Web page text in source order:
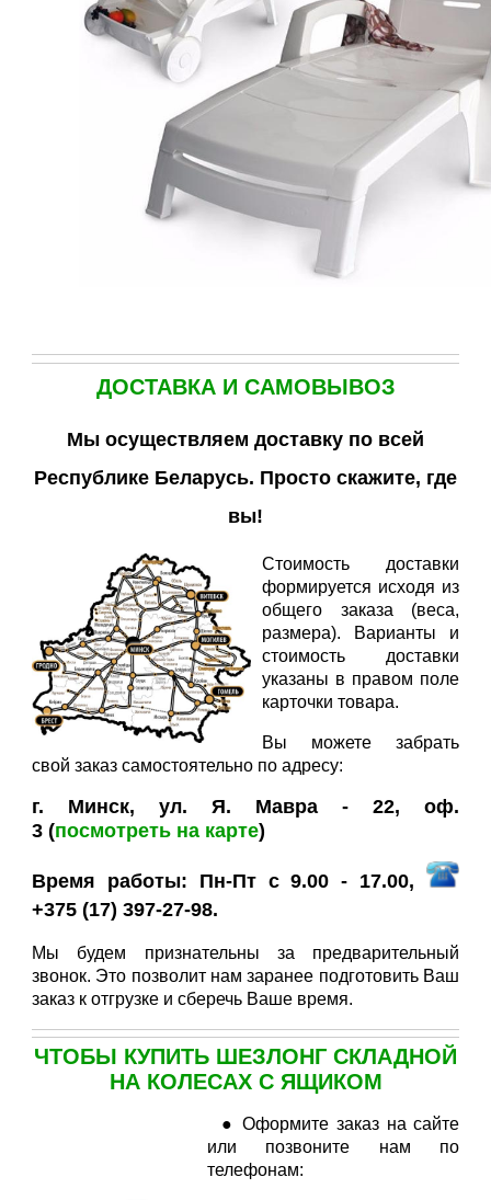
ДОСТАВКА И САМОВЫВОЗ
Мы осуществляем доставку по всей
Республике Беларусь. Просто скажите, где
вы!
Стоимость доставки
формируется исходя из
общего заказа (веса,
размера). Варианты и
стоимость доставки
указаны в правом поле
карточки товара.
Вы можете забрать
свой заказ самостоятельно по адресу:
г. Минск, ул. Я. Мавра - 22, оф.
3 (посмотреть на карте)
Время работы: Пн-Пт с 9.00 - 17.00,
+375 (17) 397-27-98.
Мы будем признательны за предварительный
звонок. Это позволит нам заранее подготовить Ваш
заказ к отгрузке и сберечь Ваше время.
ЧТОБЫ КУПИТЬ ШЕЗЛОНГ СКЛАДНОЙ
НА КОЛЕСАХ С ЯЩИКОМ
● Оформите заказ на сайте
или позвоните нам по
телефонам: